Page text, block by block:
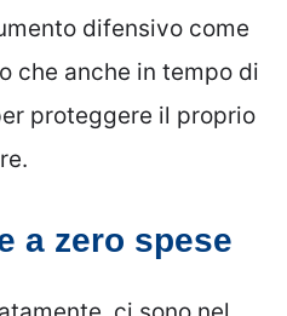
difensivo come
che anche in tempo di
proteggere il proprio
a zero spese